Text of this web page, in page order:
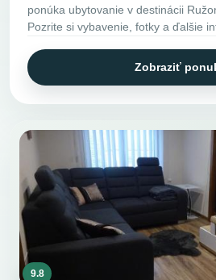
ponúka ubytovanie v destinácii
Pozrite si vybavenie, fotky a ďalšie
Zobraziť
9.8